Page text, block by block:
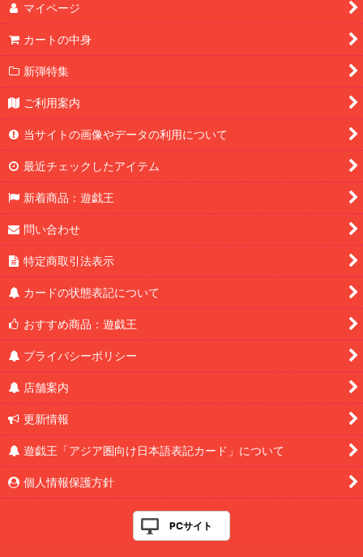
マイページ
カートの中身
新弾特集
ご利用案内
当サイトの画像やデータの利用について
最近チェックしたアイテム
新着商品：遊戯王
問い合わせ
特定商取引法表示
カードの状態表記について
おすすめ商品：遊戯王
プライバシーポリシー
店舗案内
更新情報
遊戯王「アジア圏向け日本語表記カード」について
個人情報保護方針
PCサイト